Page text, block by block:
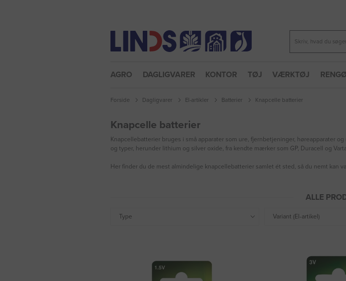
AGRO DAGLIGVARER KONTOR TØJ VÆRKTØJ
Forside Dagligvarer El-artikler Batterier Knapcelle batterier
Knapcelle batterier
Knapcellebatterier bruges i små apparater som ure, fjernbetjeninger, høreapparater
og typer, herunder lithium og silver oxide, fra kendte mærker som GP, Duracell og
Her finder du de mest almindelige knapcellebatterier samlet ét sted, så du nemt kan
ALLE
Type Variant (El-artikel)